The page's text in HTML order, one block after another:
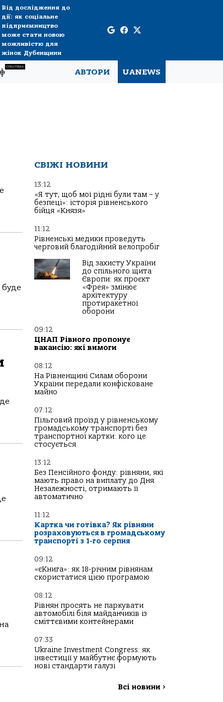
Від дослідження до
дії: як соціальне
підприємництво
може стати новою
можливістю для
жінок Дубенщини
СПЕЦТЕМА
АВТОРИ UANEWS
СВІЖІ НОВИНИ
13:12
«Я тут, щоб мої рідні були там – у
безпеці»: історія рівненського
бійця «Князя»
11:12
Рівненські медики проведуть
черговий благодійний велопробіг
Від захисту України
до спільного щита
Європи: як проєкт
«Фрея» змінює
архітектуру
протиракетної
оборони
09:12
ЦНАП Рівного пропонує
вакансію: які вимоги
08:12
На Рівненщині Силам оборони
України передали конфісковане
майно
07:12
Пільговий проїзд у рівненському
громадському транспорті без
транспортної картки: кого це
стосується
13:12
Без Пенсійного фонду: рівняни, які
мають право на виплату до Дня
Незалежності, отримають її
автоматично
11:12
Картка чи готівка? Як рівняни
розраховуються в громадському
транспорті з 1-го серпня
09:12
«єКнига»: як 18-річним рівнянам
скористатися цією програмою
08:12
Рівнян просять не паркувати
автомобілі біля майданчиків із
сміттєвими контейнерами
07:33
Ukraine Investment Congress: як
інвестиції у майбутнє формують
нові стандарти галузі
Всі новини >